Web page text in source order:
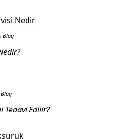
Blog
Blog
Tedavi Edilir?